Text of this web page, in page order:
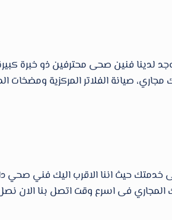
فنين صحى محترفين ذو خبرة كبيرة
صيانة الفلاتر المركزية ومضخات
حيث اننا الاقرب اليك فني صحي
فى اسرع وقت اتصل بنا الان نصل اليك